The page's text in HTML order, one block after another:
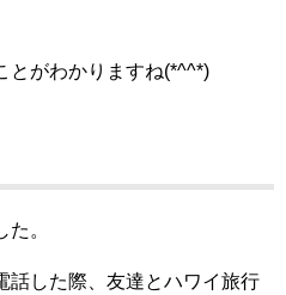
とがわかりますね(*^^*)
。
話した際、友達とハワイ旅行